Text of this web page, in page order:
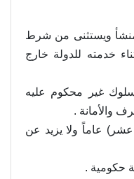
ويستثنى من شرط
خدمته للدولة خارج
غير محكوم عليه
والأمانة .
عاماً ولا يزيد عن
حكومية .